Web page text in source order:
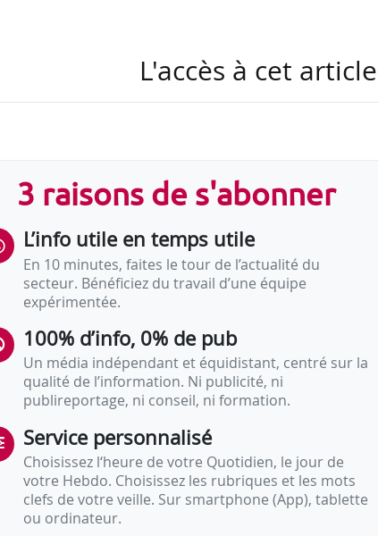
L'accès à cet
3 raisons de s'abonner
L’info utile en temps utile
En 10 minutes, faites le tour de l’actualité du
secteur. Bénéficiez du travail d’une équipe
expérimentée.
100% d’info, 0% de pub
Un média indépendant et équidistant, centré sur la
qualité de l’information. Ni publicité, ni
publireportage, ni conseil, ni formation.
Service personnalisé
Choisissez l‘heure de votre Quotidien, le jour de
votre Hebdo. Choisissez les rubriques et les mots
clefs de votre veille. Sur smartphone (App), tablette
ou ordinateur.